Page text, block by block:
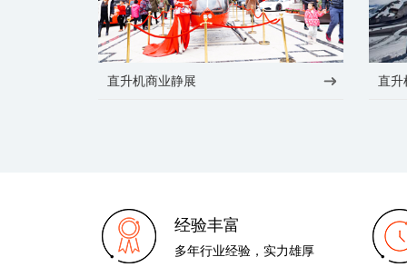
直升机商业静展 直升
经验丰富
多年行业经验，实力雄厚